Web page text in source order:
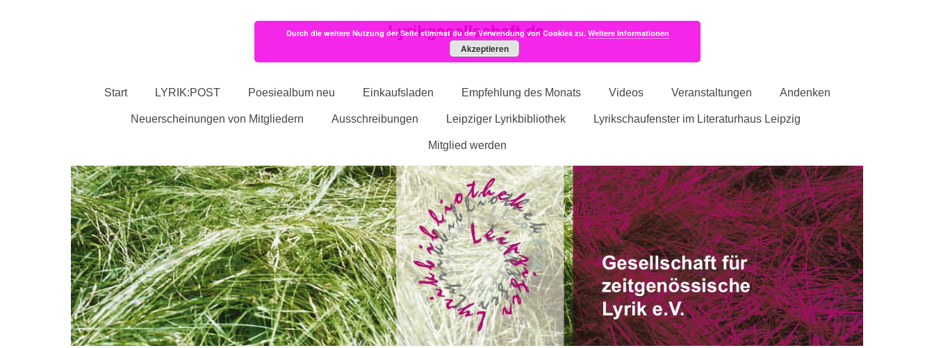
Start LYRIK:POST Poesiealbum neu Einkaufsladen Empfehlung des Monats Videos Veranstaltungen Andenken
Neuerscheinungen von Mitgliedern Ausschreibungen Leipziger Lyrikbibliothek Lyrikschaufenster im Literaturhaus Leipzig
Mitglied werden
Durch die weitere Nutzung der Seite stimmst du der Verwendung von Cookies zu. Weitere Informationen
Akzeptieren